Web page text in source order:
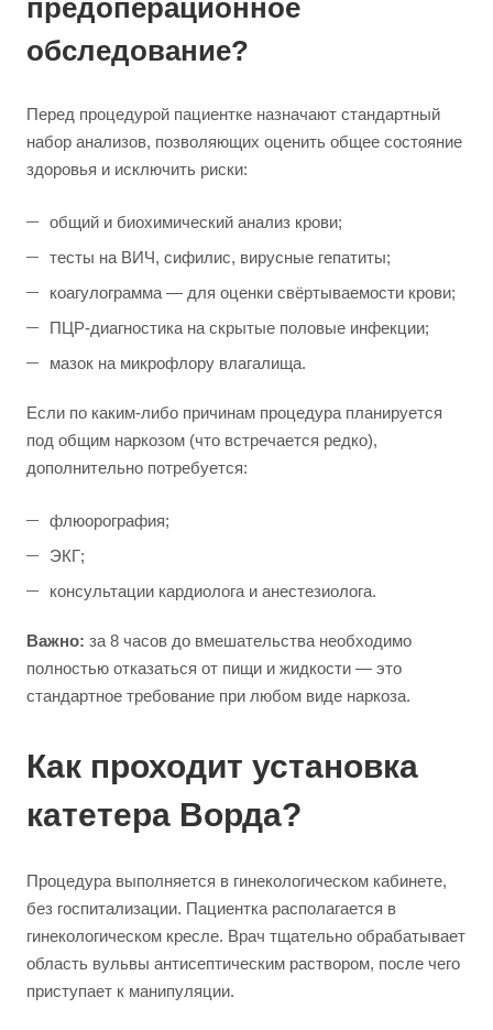
предоперационное
обследование?
Перед процедурой пациентке назначают стандартный
набор анализов, позволяющих оценить общее состояние
здоровья и исключить риски:
общий и биохимический анализ крови;
тесты на ВИЧ, сифилис, вирусные гепатиты;
коагулограмма — для оценки свёртываемости крови;
ПЦР-диагностика на скрытые половые инфекции;
мазок на микрофлору влагалища.
Если по каким-либо причинам процедура планируется
под общим наркозом (что встречается редко),
дополнительно потребуется:
флюорография;
ЭКГ;
консультации кардиолога и анестезиолога.
Важно: за 8 часов до вмешательства необходимо
полностью отказаться от пищи и жидкости — это
стандартное требование при любом виде наркоза.
Как проходит установка
катетера Ворда?
Процедура выполняется в гинекологическом кабинете,
без госпитализации. Пациентка располагается в
гинекологическом кресле. Врач тщательно обрабатывает
область вульвы антисептическим раствором, после чего
приступает к манипуляции.